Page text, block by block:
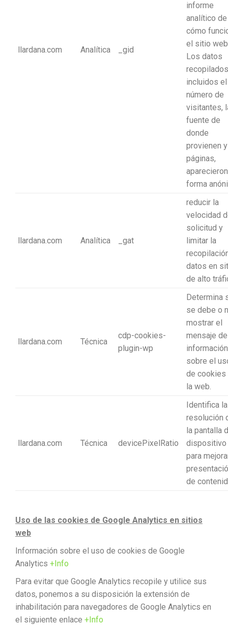
llardana.com Analítica _gid
informe
analítico de
cómo
el sitio
Los datos
incluidos el
número de
visitantes,
fuente de
donde
provienen
páginas,
forma
llardana.com Analítica _gat
reducir la
velocidad
solicitud y
limitar la
datos en
de alto
llardana.com Técnica
cdp-cookies-
plugin-wp
Determina
se debe o
mostrar el
mensaje de
información
sobre el
de cookies
la web.
llardana.com Técnica devicePixelRatio
Identifica la
resolución
la pantalla
dispositivo
para
de
Uso de las cookies de Google Analytics en sitios
web
Información sobre el uso de cookies de Google
Analytics +Info
Para evitar que Google Analytics recopile y utilice sus
datos, ponemos a su disposición la extensión de
inhabilitación para navegadores de Google Analytics en
el siguiente enlace +Info